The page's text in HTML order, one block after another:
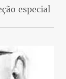
especial